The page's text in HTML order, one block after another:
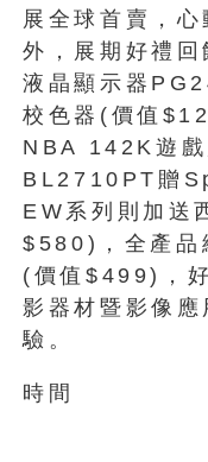
展全球首賣，
外，展期好禮
液晶顯示器
校色器(價值
NBA 142K遊
BL2710PT贈
EW系列則加送
$580)，全產品
(價值$499)，
影器材暨影像
驗。
時間